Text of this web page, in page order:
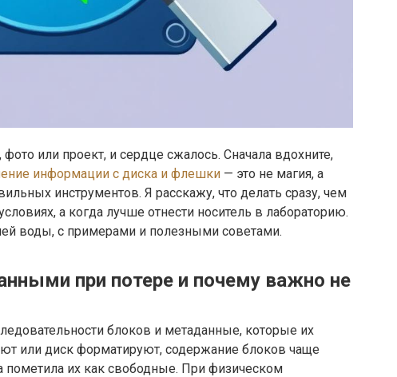
или проект, и сердце сжалось. Сначала вдохните,
информации с диска и флешки — это не магия, а
инструментов. Я расскажу, что делать сразу, чем
а когда лучше отнести носитель в лабораторию.
воды, с примерами и полезными советами.
при потере и почему важно не
блоков и метаданные, которые их
или диск форматируют, содержание блоков чаще
пометила их как свободные. При физическом